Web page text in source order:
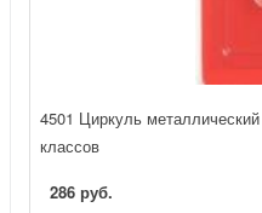
4501 Циркуль
классов
286 руб.